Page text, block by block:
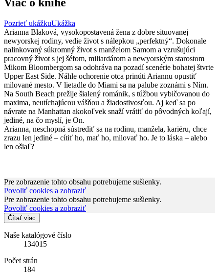
Pozrieť ukážkuUkážka
Arianna Blaková, vysokopostavená žena z dobre situovanej
newyorskej rodiny, vedie život s nálepkou „perfektný“. Dokonale
nalinkovaný súkromný život s manželom Samom a vzrušujúci
pracovný život s jej šéfom, miliardárom a newyorským starostom
Mikom Bloombergom sa odohráva na pozadí scenérie bohatej štvrte
Upper East Side. Náhle ochorenie otca prinúti Ariannu opustiť
milované mesto. V lietadle do Miami sa na palube zoznámi s Ním.
Na South Beach prežije šialený románik, s túžbou vybičovanou do
maxima, neutíchajúcou vášňou a žiadostivosťou. Aj keď sa po
návrate na Manhattan akokoľvek snaží vrátiť do pôvodných koľají,
jediné, na čo myslí, je On.
Arianna, neschopná sústrediť sa na rodinu, manžela, kariéru, chce
zrazu len jediné – cítiť ho, mať ho, milovať ho. Je to láska – alebo
len ošiaľ?
Pre zobrazenie tohto obsahu potrebujeme sušienky.
Povoliť cookies a zobraziť
Pre zobrazenie tohto obsahu potrebujeme sušienky.
Povoliť cookies a zobraziť
Čítať viac
Naše katalógové číslo
134015
Počet strán
184